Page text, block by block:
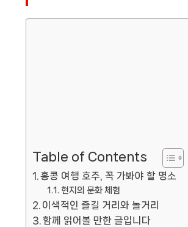
Table of Contents
홍콩 여행 호주, 꼭 가봐야 할 명소
현지의 문화 체험
이색적인 즐길 거리와 놀거리
함께 읽어볼 만한 글입니다